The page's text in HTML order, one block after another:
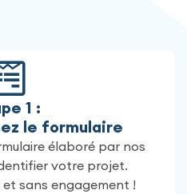
1 :
le formulaire
élaboré par nos
votre projet.
sans engagement !